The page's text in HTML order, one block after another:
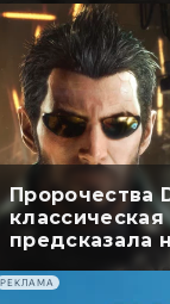
Пророчества
классическая
предсказала
РЕКЛАМА